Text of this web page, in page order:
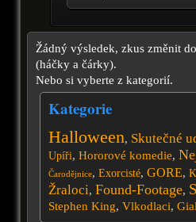
Žádný výsledek, zkus změnit
(háčky a čárky).
Nebo si vyberte z kategorií.
Kategorie
Halloween, Skutečné
Upíři, Hororové komedie,
Čarodějnice, Exorcisté, GORE,
Žraloci, Found-Footage,
Stephen King, Vlkodlaci,